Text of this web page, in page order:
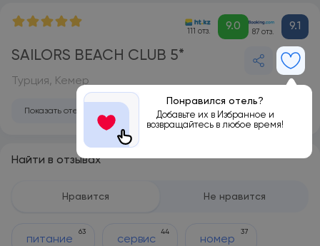
111 отз. 9.0 87 отз. 9.1
SAILORS BEACH CLUB 5*
Понравился отель?
Добавьте их в Избранное и
возвращайтесь в любое время!
Турция, Кемер
Показать отель на карте
Найти в отзывах
Нравится Не нравится
питание
63
сервис
44
номер
37